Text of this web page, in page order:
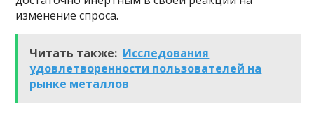
изменение спроса.
Читать также: Исследования
удовлетворенности пользователей на
рынке металлов